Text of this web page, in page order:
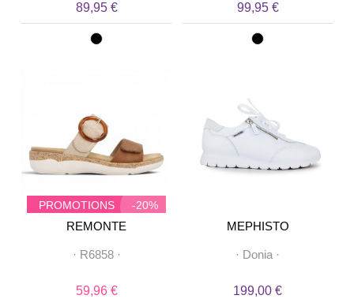
89,95 € 99,95 €
PROMOTIONS -20%
REMONTE
· R6858·
59,96 €
MEPHISTO
· Donia ·
199,00 €